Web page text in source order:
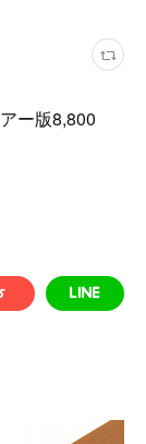
ー版8,800